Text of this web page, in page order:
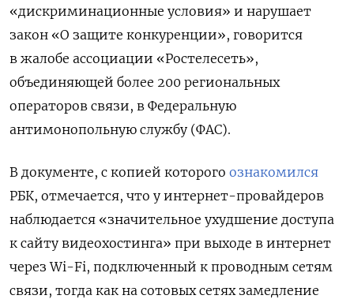
«дискриминационные условия» и нарушает
закон «О защите конкуренции», говорится
в жалобе ассоциации «Ростелесеть»,
объединяющей более 200 региональных
операторов связи, в Федеральную
антимонопольную службу (ФАС).
В документе, с копией которого ознакомился
РБК, отмечается, что у интернет-провайдеров
наблюдается «значительное ухудшение доступа
к сайту видеохостинга» при выходе в интернет
через Wi-Fi, подключенный к проводным сетям
связи, тогда как на сотовых сетях замедление